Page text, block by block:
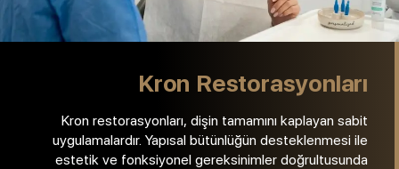
Lamine Veneer
Lamine Veneer uygulamaları, dişlerin ön yüzeyine
yerleştirilen ince seramik restorasyonları kapsamaktadır.
Renk ve form farklılıkları klinik değerlendirme sonrasında